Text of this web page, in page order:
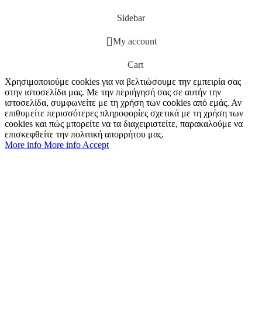
Sidebar
My account
Cart
Χρησιμοποιούμε cookies για να βελτιώσουμε την εμπειρία σας
στην ιστοσελίδα μας. Με την περιήγησή σας σε αυτήν την
ιστοσελίδα, συμφωνείτε με τη χρήση των cookies από εμάς. Αν
επιθυμείτε περισσότερες πληροφορίες σχετικά με τη χρήση των
cookies και πώς μπορείτε να τα διαχειριστείτε, παρακαλούμε να
επισκεφθείτε την πολιτική απορρήτου μας.
More info More info Accept